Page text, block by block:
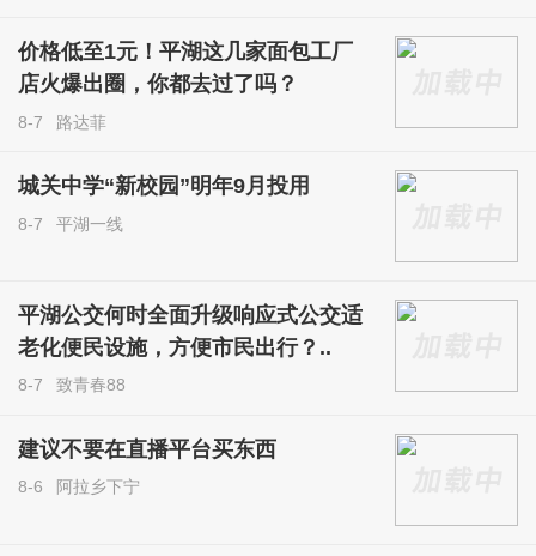
价格低至1元！平湖这几家面包工厂
店火爆出圈，你都去过了吗？
8-7 路达菲
城关中学“新校园”明年9月投用
8-7 平湖一线
平湖公交何时全面升级响应式公交适
老化便民设施，方便市民出行？..
8-7 致青春88
建议不要在直播平台买东西
8-6 阿拉乡下宁